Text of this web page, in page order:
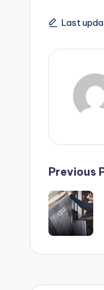
Last
Post
Previous